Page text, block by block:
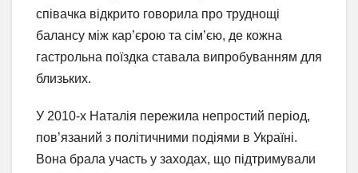
співачка відкрито говорила про труднощі
балансу між кар’єрою та сім’єю, де кожна
гастрольна поїздка ставала випробуванням для
близьких.
У 2010-х Наталія пережила непростий період,
пов’язаний з політичними подіями в Україні.
Вона брала участь у заходах, що підтримували